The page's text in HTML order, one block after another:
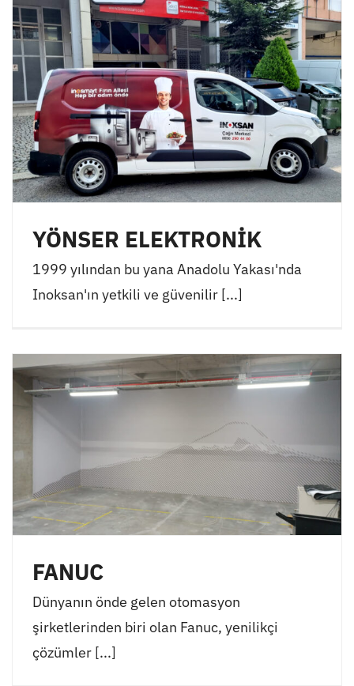
YÖNSER ELEKTRONİK
1999 yılından bu yana Anadolu Yakası'nda
Inoksan'ın yetkili ve güvenilir [...]
FANUC
Dünyanın önde gelen otomasyon
şirketlerinden biri olan Fanuc, yenilikçi
çözümler [...]